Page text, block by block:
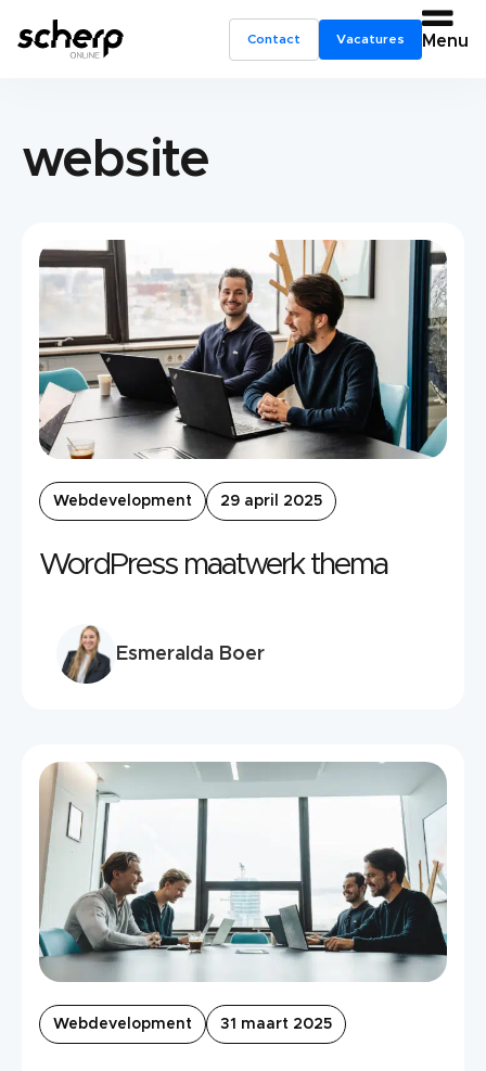
Contact Vacatures Menu
website
Webdevelopment 29 april 2025
WordPress maatwerk thema
Esmeralda Boer
Webdevelopment 31 maart 2025